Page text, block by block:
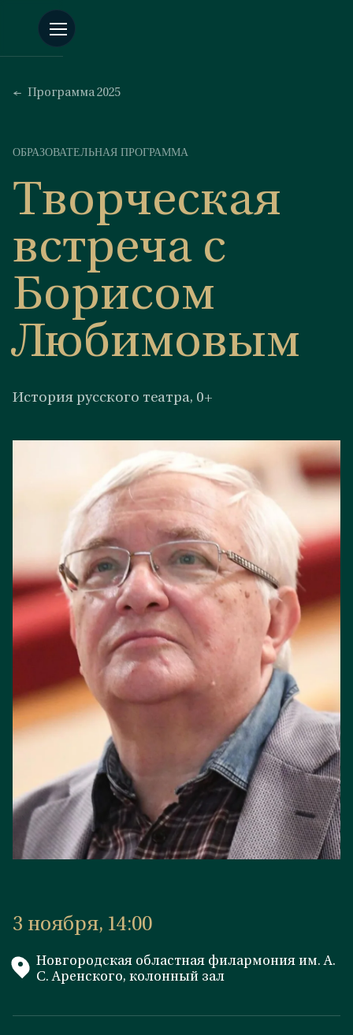
Программа 2025
ОБРАЗОВАТЕЛЬНАЯ ПРОГРАММА
Творческая
встреча с
Борисом
Любимовым
История русского театра, 0+
3 ноября, 14:00
Новгородская областная филармония им. А.
С. Аренского, колонный зал